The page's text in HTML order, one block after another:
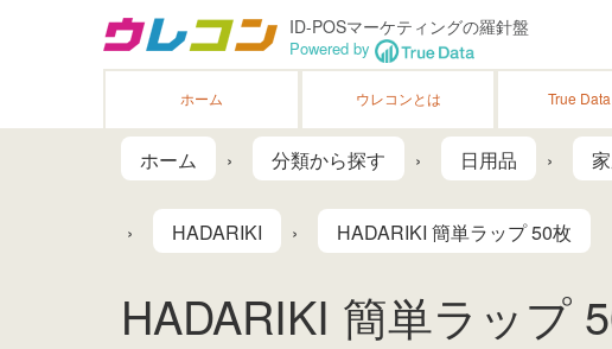
ID-POSマーケティングの羅針盤
Powered by
ホーム ウレコンとは True
ホーム 分類から探す 日用品
HADARIKI HADARIKI 簡単ラップ 50枚
HADARIKI 簡単ラップ